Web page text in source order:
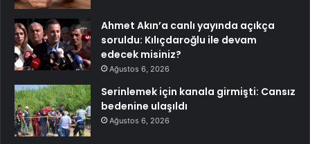
Ahmet Akın’a canlı yayında açıkça
soruldu: Kılıçdaroğlu ile devam
edecek misiniz?
Ağustos 6, 2026
Serinlemek için kanala girmişti: Cansız
bedenine ulaşıldı
Ağustos 6, 2026